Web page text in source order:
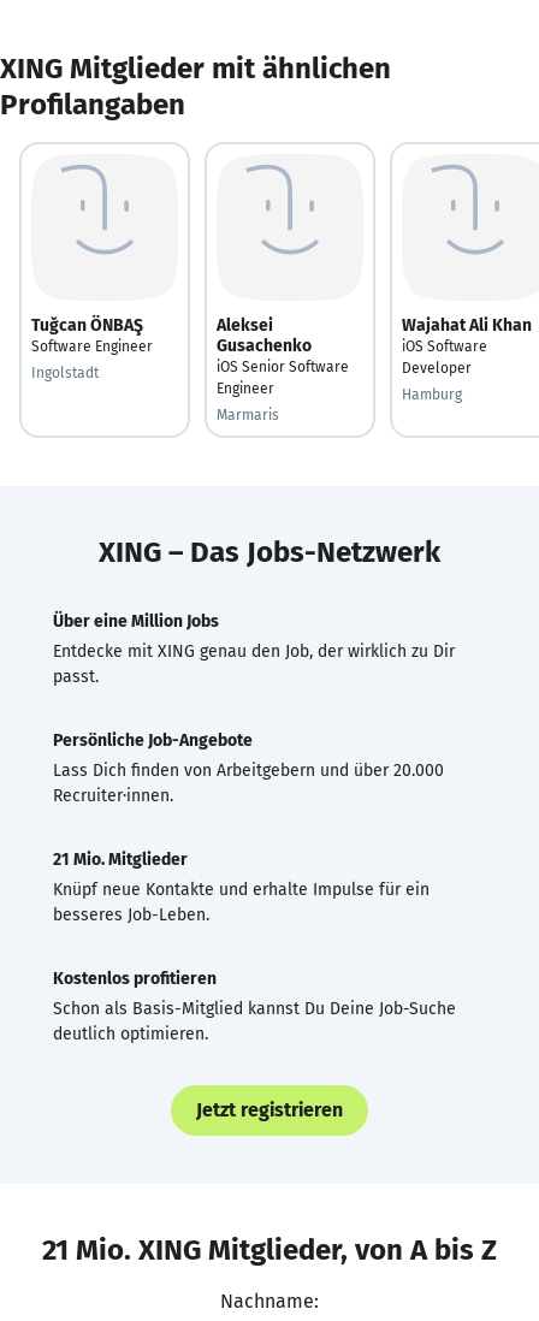
XING Mitglieder mit ähnlichen
Profilangaben
Tuğcan ÖNBAŞ
Software Engineer
Ingolstadt
Aleksei
Gusachenko
iOS Senior Software
Engineer
Marmaris
Wajahat Ali Khan
iOS Software
Developer
Hamburg
XING – Das Jobs-Netzwerk
Über eine Million Jobs
Entdecke mit XING genau den Job, der wirklich zu Dir
passt.
Persönliche Job-Angebote
Lass Dich finden von Arbeitgebern und über 20.000
Recruiter·innen.
21 Mio. Mitglieder
Knüpf neue Kontakte und erhalte Impulse für ein
besseres Job-Leben.
Kostenlos profitieren
Schon als Basis-Mitglied kannst Du Deine Job-Suche
deutlich optimieren.
Jetzt registrieren
21 Mio. XING Mitglieder, von A bis Z
Nachname: